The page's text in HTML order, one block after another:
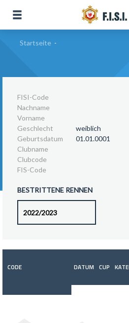
Startseite -
FISI-Code
Nachname
Vorname
Geschlecht
weiblich
Geburtsdatum
01.01.0001
Clubname
Clubcode
FIS-Code
BESTRITTENE RENNEN
CODE DATUM CUP